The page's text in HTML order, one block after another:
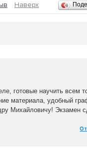
Наверх
готовые научить всем
материала, удобный
Михайловичу! Экзамен